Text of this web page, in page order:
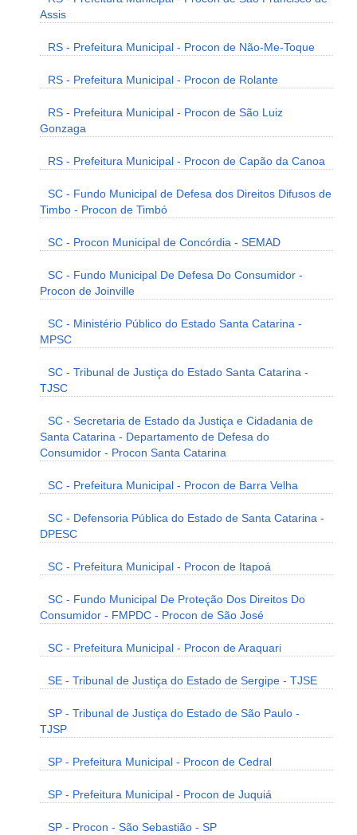
Assis
RS - Prefeitura Municipal - Procon de Não-Me-Toque
RS - Prefeitura Municipal - Procon de Rolante
RS - Prefeitura Municipal - Procon de São Luiz
Gonzaga
RS - Prefeitura Municipal - Procon de Capão da Canoa
SC - Fundo Municipal de Defesa dos Direitos Difusos de
Timbo - Procon de Timbó
SC - Procon Municipal de Concórdia - SEMAD
SC - Fundo Municipal De Defesa Do Consumidor -
Procon de Joinville
SC - Ministério Público do Estado Santa Catarina -
MPSC
SC - Tribunal de Justiça do Estado Santa Catarina -
TJSC
SC - Secretaria de Estado da Justiça e Cidadania de
Santa Catarina - Departamento de Defesa do
Consumidor - Procon Santa Catarina
SC - Prefeitura Municipal - Procon de Barra Velha
SC - Defensoria Pública do Estado de Santa Catarina -
DPESC
SC - Prefeitura Municipal - Procon de Itapoá
SC - Fundo Municipal De Proteção Dos Direitos Do
Consumidor - FMPDC - Procon de São José
SC - Prefeitura Municipal - Procon de Araquari
SE - Tribunal de Justiça do Estado de Sergipe - TJSE
SP - Tribunal de Justiça do Estado de São Paulo -
TJSP
SP - Prefeitura Municipal - Procon de Cedral
SP - Prefeitura Municipal - Procon de Juquiá
SP - Procon - São Sebastião - SP